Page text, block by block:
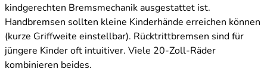
kindgerechten Bremsmechanik ausgestattet ist.
Handbremsen sollten kleine Kinderhände erreichen können
(kurze Griffweite einstellbar). Rücktrittbremsen sind für
jüngere Kinder oft intuitiver. Viele 20-Zoll-Räder
kombinieren beides.